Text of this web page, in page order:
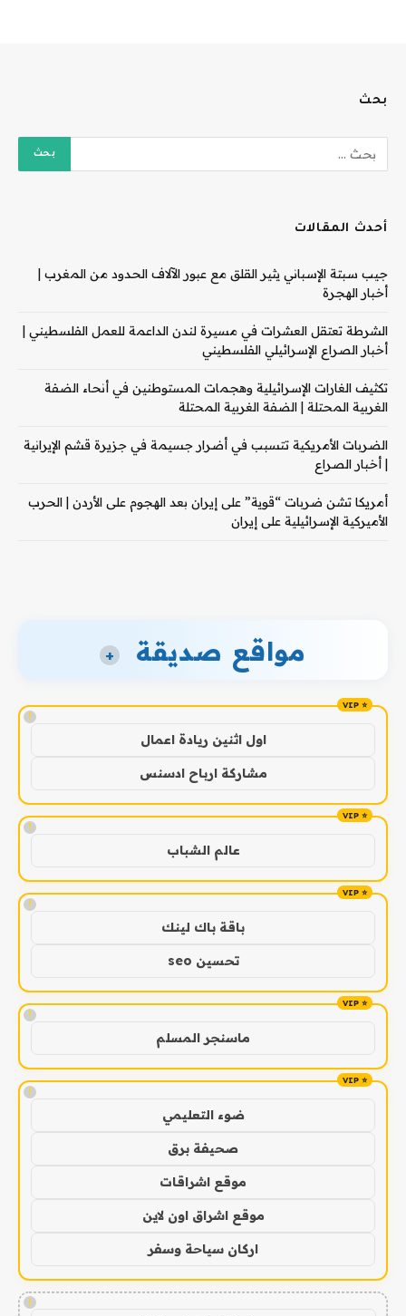
بحث
أحدث المقالات
جيب سبتة الإسباني يثير القلق مع عبور الآلاف الحدود من المغرب |
أخبار الهجرة
الشرطة تعتقل العشرات في مسيرة لندن الداعمة للعمل الفلسطيني |
أخبار الصراع الإسرائيلي الفلسطيني
تكثيف الغارات الإسرائيلية وهجمات المستوطنين في أنحاء الضفة
الغربية المحتلة | الضفة الغربية المحتلة
الضربات الأمريكية تتسبب في أضرار جسيمة في جزيرة قشم الإيرانية
| أخبار الصراع
أمريكا تشن ضربات “قوية” على إيران بعد الهجوم على الأردن | الحرب
الأميركية الإسرائيلية على إيران
مواقع صديقة +
!
اول اثنين ريادة اعمال
مشاركة ارباح ادسنس
!
عالم الشباب
!
باقة باك لينك
تحسين seo
!
ماسنجر المسلم
!
ضوء التعليمي
صحيفة برق
موقع اشراقات
موقع اشراق اون لاين
اركان سياحة وسفر
!